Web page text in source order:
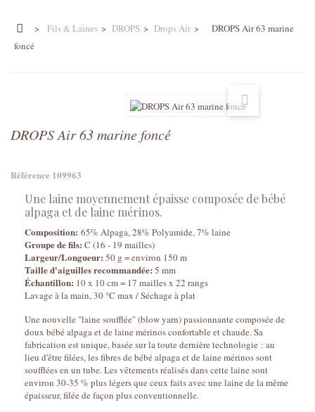
> Fils & Laines > DROPS > Drops Air >
DROPS Air 63 marine
foncé
DROPS Air 63 marine foncé
Référence 109963
Une laine moyennement épaisse composée de bébé
alpaga et de laine mérinos.
Composition: 65% Alpaga, 28% Polyamide, 7% laine
Groupe de fils: C (16 - 19 mailles)
Largeur/Longueur: 50 g = environ 150 m
Taille d'aiguilles recommandée: 5 mm
Échantillon: 10 x 10 cm = 17 mailles x 22 rangs
Lavage à la main, 30 °C max / Séchage à plat
Une nouvelle "laine soufflée" (blow yarn) passionnante composée de
doux bébé alpaga et de laine mérinos confortable et chaude. Sa
fabrication est unique, basée sur la toute dernière technologie : au
lieu d'être filées, les fibres de bébé alpaga et de laine mérinos sont
soufflées en un tube. Les vêtements réalisés dans cette laine sont
environ 30-35 % plus légers que ceux faits avec une laine de la même
épaisseur, filée de façon plus conventionnelle.